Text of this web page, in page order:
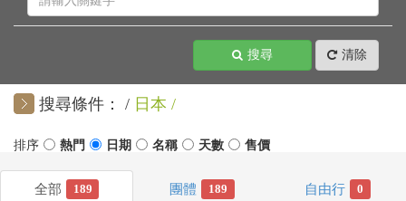
搜尋 清除
搜尋條件： 日本
189 189 0